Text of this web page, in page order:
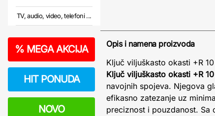
TV, audio, video, telefoni ...
% MEGA AKCIJA
HIT PONUDA
NOVO
Opis i namena proizvoda
Ključ viljuškasto okasti +R
Ključ viljuškasto okasti +R 10
navojnih spojeva. Njegova
efikasno zatezanje uz
preciznost i pouzdanost. Sa